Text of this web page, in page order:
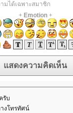
มได้เฉพาะสมาชิก
+ Emotion+
รับ
งโทรทัศน์